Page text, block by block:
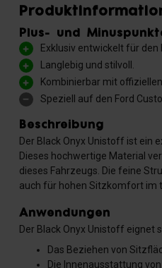
Plus- und
Exklusiv entwickelt für den
Langlebig und stilvoll.
Kombinierbar mit
Speziell auf den Ford
Beschreibung
Der Black Onyx Unistoff ist ein
Dieses hochwertige Material
dieses Fahrzeugs. Die feine
auch für hohen Sitzkomfort im
Anwendungen
Der Black Onyx Unistoff eignet
Das Beziehen von
Die Innenausstattung